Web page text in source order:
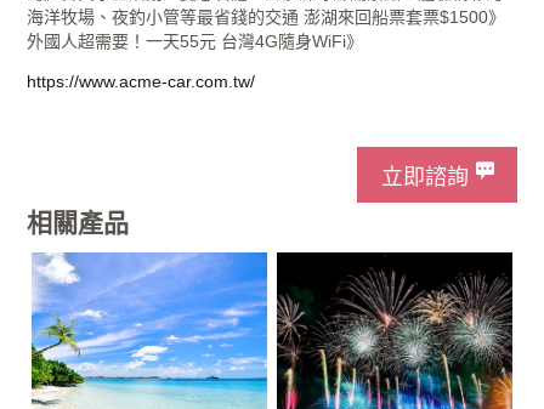
海洋牧場、夜釣小管等最省錢的交通 澎湖來回船票套票$1500》
外國人超需要！一天55元 台灣4G隨身WiFi》
https://www.acme-car.com.tw/
立即諮詢
相關產品